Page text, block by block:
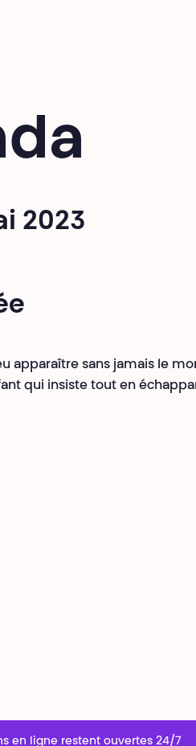
2023
apparaître sans jamais le
qui insiste tout en
en ligne restent ouvertes 24/7